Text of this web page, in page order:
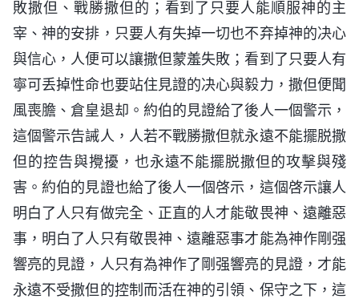
敗撒但、戰勝撒但的；看到了只要人能順服神的主
宰、神的安排，只要人有失掉一切也不弃掉神的决心
與信心，人便可以讓撒但蒙羞失敗；看到了只要人有
寧可丢掉性命也要站住見證的决心與毅力，撒但便聞
風喪膽、倉皇退却。約伯的見證給了後人一個警示，
這個警示告誡人，人若不戰勝撒但就永遠不能擺脱撒
但的控告與攪擾，也永遠不能擺脱撒但的攻擊與殘
害。約伯的見證也給了後人一個啓示，這個啓示讓人
明白了人只有做完全、正直的人才能敬畏神、遠離惡
事，明白了人只有敬畏神、遠離惡事才能為神作剛强
響亮的見證，人只有為神作了剛强響亮的見證，才能
永遠不受撒但的控制而活在神的引領、保守之下，這